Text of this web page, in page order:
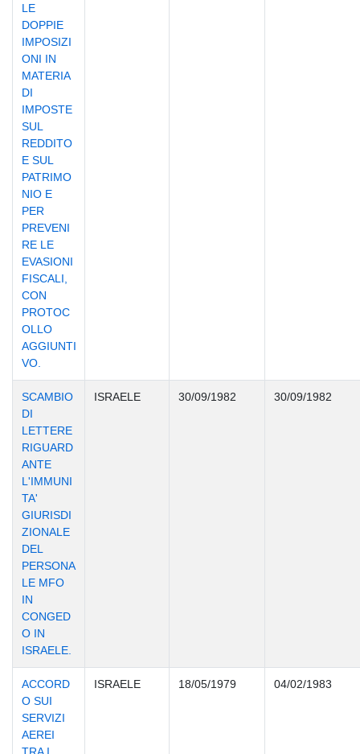
LE
DOPPIE
IMPOSIZI
ONI IN
MATERIA
DI
IMPOSTE
SUL
REDDITO
E SUL
PATRIMO
NIO E
PER
PREVENI
RE LE
EVASIONI
FISCALI,
CON
PROTOC
OLLO
AGGIUNTI
VO.
SCAMBIO
DI
LETTERE
RIGUARD
ANTE
L'IMMUNI
TA'
GIURISDI
ZIONALE
DEL
PERSONA
LE MFO
IN
CONGED
O IN
ISRAELE.
ISRAELE 30/09/1982 30/09/1982
ACCORD
O SUI
SERVIZI
AEREI
TRA I
ISRAELE 18/05/1979 04/02/1983